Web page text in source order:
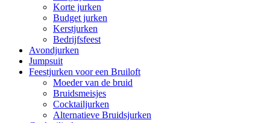
Korte jurken
Budget jurken
Kerstjurken
Bedrijfsfeest
Avondjurken
Jumpsuit
Feestjurken voor een Bruiloft
Moeder van de bruid
Bruidsmeisjes
Cocktailjurken
Alternatieve Bruidsjurken